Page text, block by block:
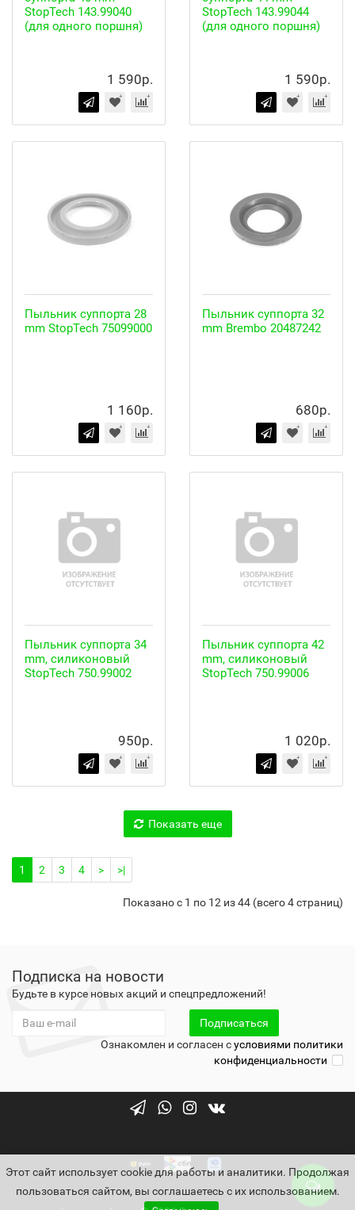
StopTech 143.99040
(для одного поршня)
1 590р.
StopTech 143.99044
(для одного поршня)
1 590р.
Пыльник суппорта 28
mm StopTech 75099000
1 160р.
Пыльник суппорта 32
mm Brembo 20487242
680р.
Пыльник суппорта 34
mm, силиконовый
StopTech 750.99002
950р.
Пыльник суппорта 42
mm, силиконовый
StopTech 750.99006
1 020р.
Показать еще
1 2 3 4 > >|
Показано с 1 по 12 из 44 (всего 4 страниц)
Подписка на новости
Будьте в курсе новых акций и спецпредложений!
Подписаться
Ознакомлен и согласен сусловиями политики
конфиденциальности
Этот сайт использует cookie для работы и аналитики. Продолжая
пользоваться сайтом, вы соглашаетесь с их использованием.